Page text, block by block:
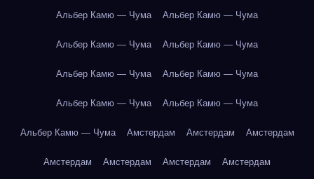
Альбер Камю — Чума Альбер Камю — Чума
Альбер Камю — Чума Альбер Камю — Чума
Альбер Камю — Чума Альбер Камю — Чума
Альбер Камю — Чума Альбер Камю — Чума
Альбер Камю — Чума Амстердам Амстердам Амстердам
Амстердам Амстердам Амстердам Амстердам